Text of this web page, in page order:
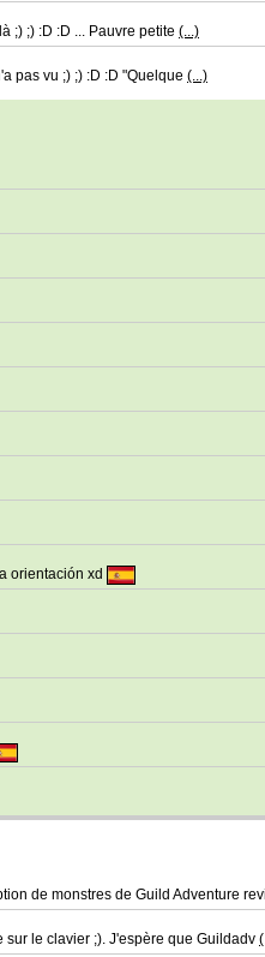
;) ;) :D :D ... Pauvre petite (...)
pas vu ;) ;) :D :D "Quelque (...)
orientación xd
de monstres de Guild Adventure
le clavier ;). J'espère que Guildadv